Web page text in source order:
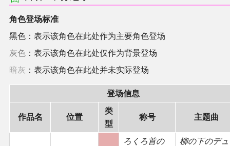
角色登场标准
黑色：表示该角色在此处作为主要角色登场
灰色 ：表示该角色在此处仅作为背景登场
暗灰 ：表示该角色在此处并未实际登场
登场信息
作品名 位置
类
型
称号 主题曲
ろくろ首の
柳の下のデュ